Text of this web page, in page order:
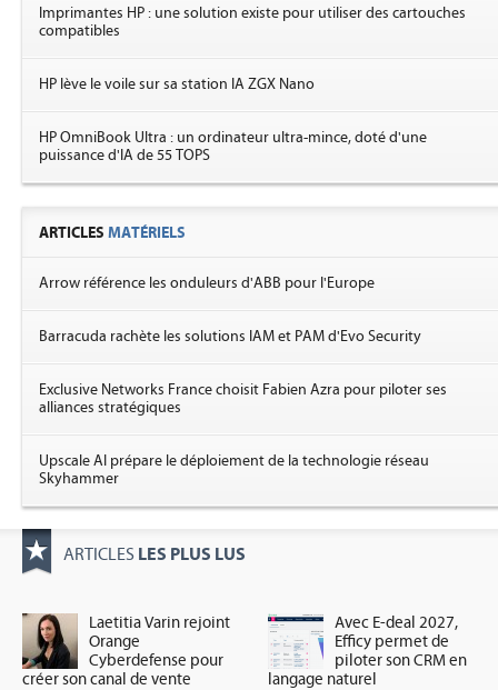
Imprimantes HP : une solution existe pour utiliser des cartouches
compatibles
HP lève le voile sur sa station IA ZGX Nano
HP OmniBook Ultra : un ordinateur ultra-mince, doté d'une
puissance d'IA de 55 TOPS
ARTICLES MATÉRIELS
Arrow référence les onduleurs d'ABB pour l'Europe
Barracuda rachète les solutions IAM et PAM d'Evo Security
Exclusive Networks France choisit Fabien Azra pour piloter ses
alliances stratégiques
Upscale AI prépare le déploiement de la technologie réseau
Skyhammer
ARTICLES LES PLUS LUS
Laetitia Varin rejoint
Orange
Cyberdefense pour
créer son canal de vente
Avec E-deal 2027,
Efficy permet de
piloter son CRM en
langage naturel